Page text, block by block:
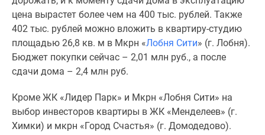
Новости
недвижимости
Мнение
эксперта
Аналитика
Покупателю
Экспертиза
новостроек
цена вырастет более чем на 400 тыс. рублей. Также
402 тыс. рублей можно вложить в квартиру-студию
площадью 26,8 кв. м в Мкрн «Лобня Сити» (г. Лобня).
Бюджет покупки сейчас – 2,01 млн руб., а после
сдачи дома – 2,4 млн руб.
Кроме ЖК «Лидер Парк» и Мкрн «Лобня Сити» на
выбор инвесторов квартиры в ЖК «Менделеев» (г.
Химки) и мкрн «Город Счастья» (г. Домодедово).